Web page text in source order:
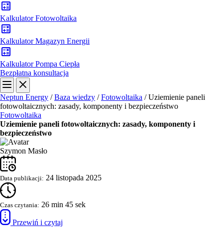
Kalkulator Fotowoltaika
Kalkulator Magazyn Energii
Kalkulator Pompa Ciepła
Bezpłatna konsultacja
Neptun Energy /Baza wiedzy /Fotowoltaika /Uziemienie paneli
fotowoltaicznych: zasady, komponenty i bezpieczeństwo
Fotowoltaika
Uziemienie paneli fotowoltaicznych: zasady, komponenty i
bezpieczeństwo
Szymon Masło
Data publikacji: 24 listopada 2025
Czas czytania: 26 min 45 sek
Przewiń i czytaj